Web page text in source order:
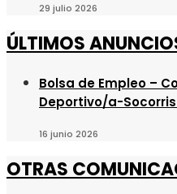
29 julio 2026
ÚLTIMOS
Bolsa de Empleo –
Deportivo/a-
16 junio 2026
OTRAS